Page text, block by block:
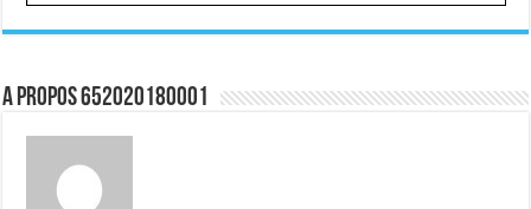
A propos 652020180001